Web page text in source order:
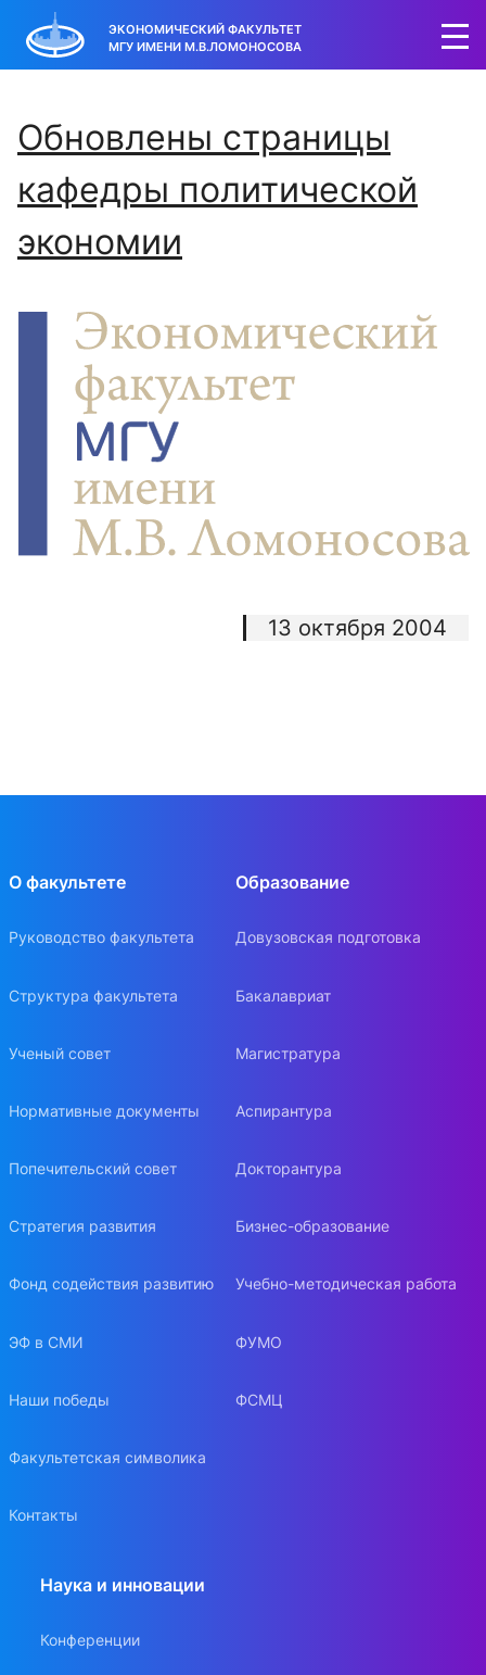
ЭКОНОМИЧЕСКИЙ ФАКУЛЬТЕТ
МГУ ИМЕНИ М.В.ЛОМОНОСОВА
Обновлены страницы
кафедры политической
экономии
13 октября 2004
О факультете
Руководство факультета
Структура факультета
Ученый совет
Нормативные документы
Попечительский совет
Стратегия развития
Фонд содействия развитию
ЭФ в СМИ
Наши победы
Факультетская символика
Контакты
Образование
Довузовская подготовка
Бакалавриат
Магистратура
Аспирантура
Докторантура
Бизнес-образование
Учебно-методическая работа
ФУМО
ФСМЦ
Наука и инновации
Конференции